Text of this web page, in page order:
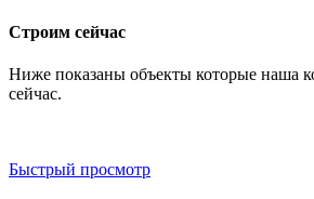
Строим сейчас
Ниже показаны объекты которые наша
сейчас.
Быстрый просмотр